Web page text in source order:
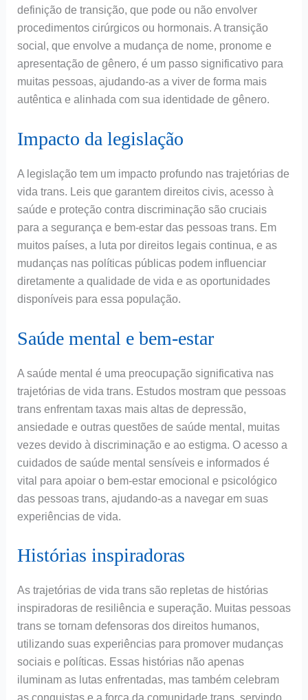
definição de transição, que pode ou não envolver
procedimentos cirúrgicos ou hormonais. A transição
social, que envolve a mudança de nome, pronome e
apresentação de gênero, é um passo significativo para
muitas pessoas, ajudando-as a viver de forma mais
autêntica e alinhada com sua identidade de gênero.
Impacto da legislação
A legislação tem um impacto profundo nas trajetórias de
vida trans. Leis que garantem direitos civis, acesso à
saúde e proteção contra discriminação são cruciais
para a segurança e bem-estar das pessoas trans. Em
muitos países, a luta por direitos legais continua, e as
mudanças nas políticas públicas podem influenciar
diretamente a qualidade de vida e as oportunidades
disponíveis para essa população.
Saúde mental e bem-estar
A saúde mental é uma preocupação significativa nas
trajetórias de vida trans. Estudos mostram que pessoas
trans enfrentam taxas mais altas de depressão,
ansiedade e outras questões de saúde mental, muitas
vezes devido à discriminação e ao estigma. O acesso a
cuidados de saúde mental sensíveis e informados é
vital para apoiar o bem-estar emocional e psicológico
das pessoas trans, ajudando-as a navegar em suas
experiências de vida.
Histórias inspiradoras
As trajetórias de vida trans são repletas de histórias
inspiradoras de resiliência e superação. Muitas pessoas
trans se tornam defensoras dos direitos humanos,
utilizando suas experiências para promover mudanças
sociais e políticas. Essas histórias não apenas
iluminam as lutas enfrentadas, mas também celebram